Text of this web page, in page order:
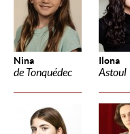
Nina
de Tonquédec
Ilona
Astoul